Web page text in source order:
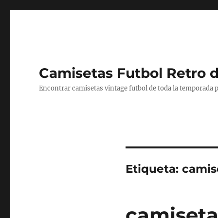
Camisetas Futbol Retro
Encontrar camisetas vintage futbol de toda la temporada
Etiqueta: